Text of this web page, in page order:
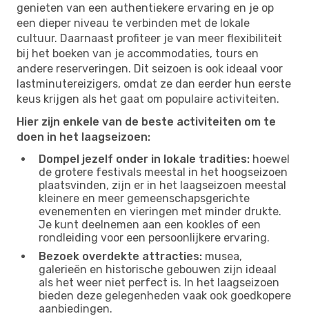
genieten van een authentiekere ervaring en je op
een dieper niveau te verbinden met de lokale
cultuur. Daarnaast profiteer je van meer flexibiliteit
bij het boeken van je accommodaties, tours en
andere reserveringen. Dit seizoen is ook ideaal voor
lastminutereizigers, omdat ze dan eerder hun eerste
keus krijgen als het gaat om populaire activiteiten.
Hier zijn enkele van de beste activiteiten om te
doen in het laagseizoen:
Dompel jezelf onder in lokale tradities: hoewel
de grotere festivals meestal in het hoogseizoen
plaatsvinden, zijn er in het laagseizoen meestal
kleinere en meer gemeenschapsgerichte
evenementen en vieringen met minder drukte.
Je kunt deelnemen aan een kookles of een
rondleiding voor een persoonlijkere ervaring.
Bezoek overdekte attracties: musea,
galerieën en historische gebouwen zijn ideaal
als het weer niet perfect is. In het laagseizoen
bieden deze gelegenheden vaak ook goedkopere
aanbiedingen.